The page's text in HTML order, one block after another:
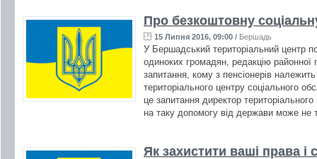
Про безкоштовну
15 Липня 2016, 09:00 / Бершадь
У Бершадський територіальний центр
одиноких громадян, редакцію
запитання, кому з пенсіонерів
територіального центру соціального
це запитання директор
на таку допомогу від держави може не
Як захистити ваші права і